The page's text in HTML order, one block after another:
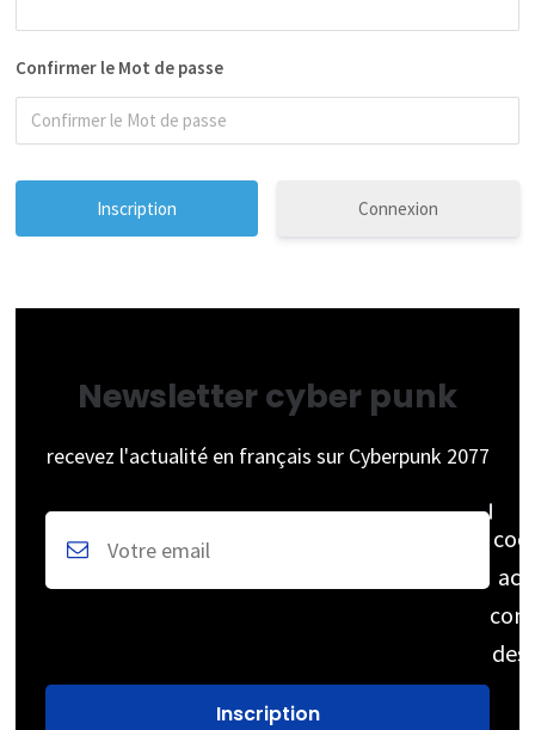
Confirmer le Mot de passe
Connexion
Newsletter cyber punk
recevez l'actualité en français sur Cyberpunk 2077
des